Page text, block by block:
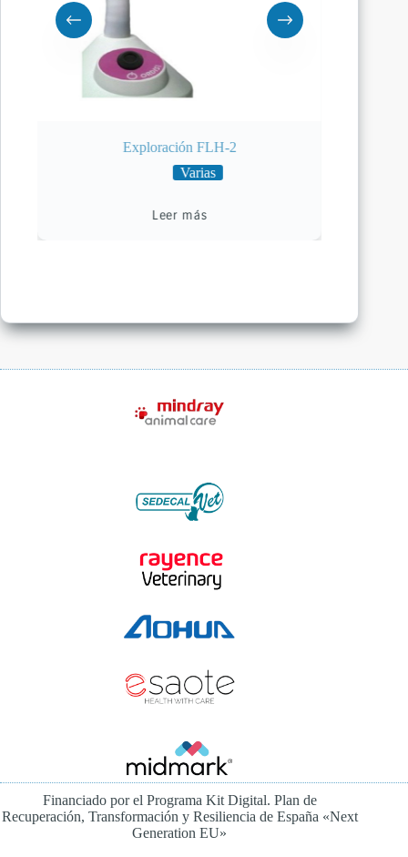
Exploración FLH-2
Varias
Leer más
Financiado por el Programa Kit Digital. Plan de
Recuperación, Transformación y Resiliencia de España «Next
Generation EU»